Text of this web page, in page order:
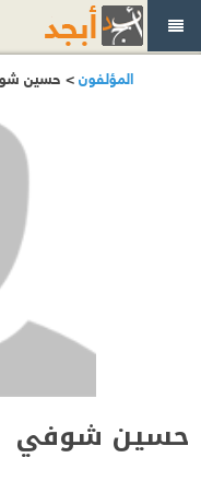
المؤلفون> حسين
حسين شوفي